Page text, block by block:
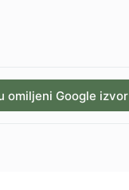
omiljeni Google izvor